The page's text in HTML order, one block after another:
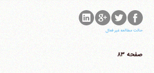
حالت مطالعه غیر فعال
صفحه ۸۳